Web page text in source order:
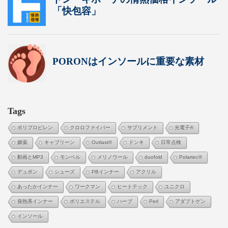
Tags
ポリプロピレン クロロファイバー サプリメント 光電子®
媚薬 キャプリーン Outlast® ドンキ 日常点検
動画とMP3 モンベル メリノウール duofold Polartec®
デュポン シューズ PBインナー アクリル
あったかインナー ワークマン ヒートテック ユニクロ
発熱系インナー ポリエステル ハーブ Perl アダプトゲン
インソール